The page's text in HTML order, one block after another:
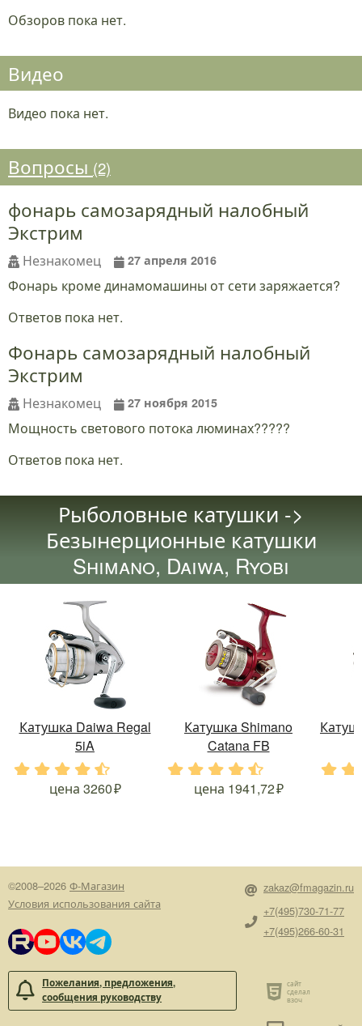
Обзоров пока нет.
Видео
Видео пока нет.
Вопросы (2)
фонарь самозарядный налобный
Экстрим
Незнакомец 27 апреля 2016
Фонарь кроме динамомашины от сети заряжается?
Ответов пока нет.
Фонарь самозарядный налобный
Экстрим
Незнакомец 27 ноября 2015
Мощность светового потока люминах?????
Ответов пока нет.
Рыболовные катушки ->
Безынерционные катушки
Shimano, Daiwa, Ryobi
Катушка Daiwa Regal
5iA
. . .
цена 3260
Катушка Shimano
Catana FB
. . . .
цена 1941,72
©2008–2026 Ф-Магазин
Условия использования сайта
Пожелания, предложения,
сообщения руководству
zakaz@fmagazin.ru
+7(495)730-71-77
+7(495)266-60-31